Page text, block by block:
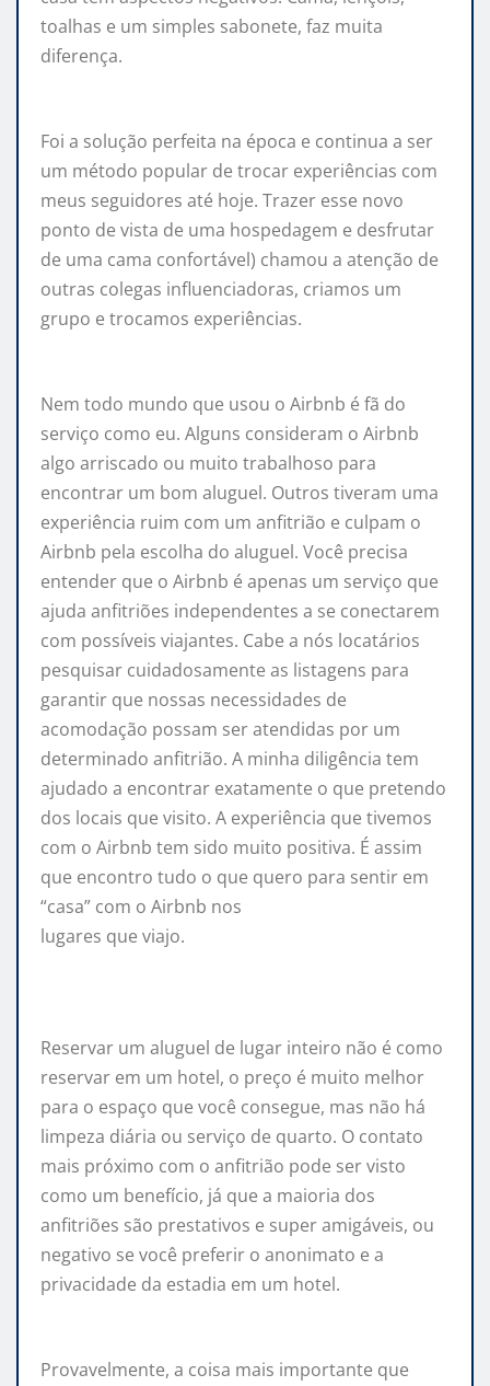
toalhas e um simples sabonete, faz muita
diferença.
Foi a solução perfeita na época e continua a ser
um método popular de trocar experiências com
meus seguidores até hoje. Trazer esse novo
ponto de vista de uma hospedagem e desfrutar
de uma cama confortável) chamou a atenção de
outras colegas influenciadoras, criamos um
grupo e trocamos experiências.
Nem todo mundo que usou o Airbnb é fã do
serviço como eu. Alguns consideram o Airbnb
algo arriscado ou muito trabalhoso para
encontrar um bom aluguel. Outros tiveram uma
experiência ruim com um anfitrião e culpam o
Airbnb pela escolha do aluguel. Você precisa
entender que o Airbnb é apenas um serviço que
ajuda anfitriões independentes a se conectarem
com possíveis viajantes. Cabe a nós locatários
pesquisar cuidadosamente as listagens para
garantir que nossas necessidades de
acomodação possam ser atendidas por um
determinado anfitrião. A minha diligência tem
ajudado a encontrar exatamente o que pretendo
dos locais que visito. A experiência que tivemos
com o Airbnb tem sido muito positiva. É assim
que encontro tudo o que quero para sentir em
“casa” com o Airbnb nos
lugares que viajo.
Reservar um aluguel de lugar inteiro não é como
reservar em um hotel, o preço é muito melhor
para o espaço que você consegue, mas não há
limpeza diária ou serviço de quarto. O contato
mais próximo com o anfitrião pode ser visto
como um benefício, já que a maioria dos
anfitriões são prestativos e super amigáveis, ou
negativo se você preferir o anonimato e a
privacidade da estadia em um hotel.
Provavelmente, a coisa mais importante que